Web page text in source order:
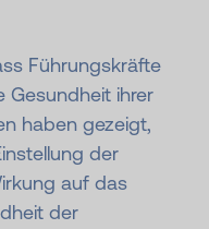
Führungskräfte
Gesundheit ihrer
haben gezeigt,
der
auf das
der